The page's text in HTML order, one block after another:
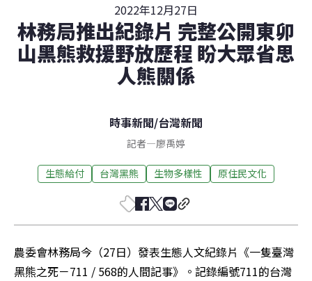
2022年12月27日
林務局推出紀錄片 完整公開東卯
山黑熊救援野放歷程 盼大眾省思
人熊關係
時事新聞/台灣新聞
記者—廖禹婷
生態給付 台灣黑熊 生物多樣性 原住民文化
農委會林務局今（27日）發表生態人文紀錄片《一隻臺灣
黑熊之死－711 / 568的人間記事》。記錄編號711的台灣